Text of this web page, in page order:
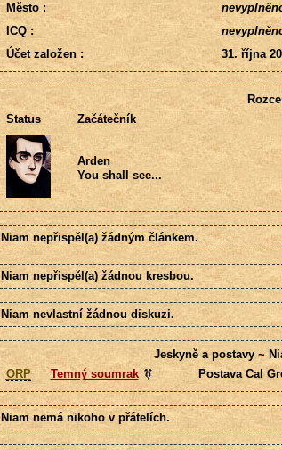
Město :
ICQ :
Účet založen :
31. října
Status
Začátečník
Arden
You shall see...
Niam nepřispěl(a) žádným článkem.
Niam nepřispěl(a) žádnou kresbou.
Niam nevlastní žádnou diskuzi.
Jeskyně a postavy ~
ORP
Temný soumrak Postava Cal
Niam nemá nikoho v přátelích.